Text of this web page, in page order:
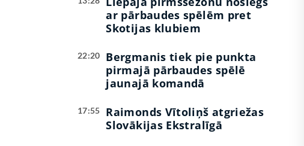
ar pārbaudes spēlēm pret
Skotijas klubiem
22:20
Bergmanis tiek pie punkta
pirmajā pārbaudes spēlē
jaunajā komandā
17:55
Raimonds Vītoliņš atgriežas
Slovākijas Ekstralīgā